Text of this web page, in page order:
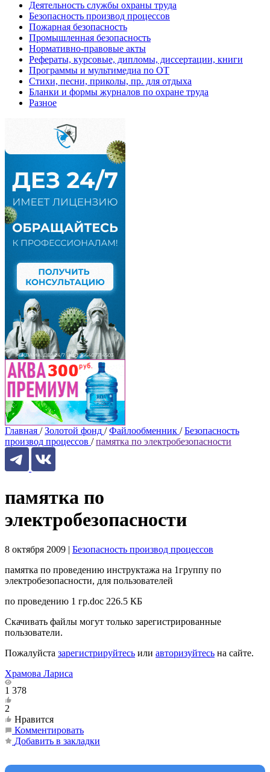
Деятельность службы охраны труда
Безопасность производ процессов
Пожарная безопасность
Промышленная безопасность
Нормативно-правовые акты
Рефераты, курсовые, дипломы, диссертации, книги
Программы и мультимедиа по ОТ
Стихи, песни, приколы, пр. для отдыха
Бланки и формы журналов по охране труда
Разное
Главная / Золотой фонд / Файлообменник / Безопасность
производ процессов / памятка по электробезопасности
памятка по
электробезопасности
8 октября 2009 | Безопасность производ процессов
памятка по проведению инструктажа на 1группу по
электробезопасности, для пользователей
по проведению 1 гр.doc 226.5 КБ
Скачивать файлы могут только зарегистрированные
пользователи.
Пожалуйста зарегистрируйтесь или авторизуйтесь на сайте.
Храмова Лариса
1 378
2
Нравится
Комментировать
Добавить в закладки